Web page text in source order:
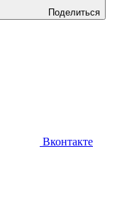
Поделиться
Вконтакте